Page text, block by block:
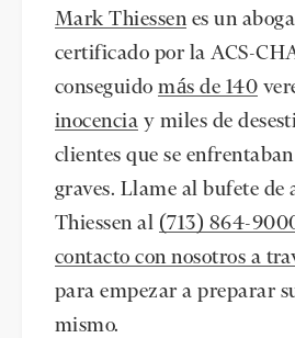
Mark Thiessen es un
certificado por la ACS-
conseguidomás de 140
inocencia y miles de
clientes que se
graves. Llame al bufete de
Thiessen al (713) 864-
contacto con nosotros a
para empezar a preparar
mismo.